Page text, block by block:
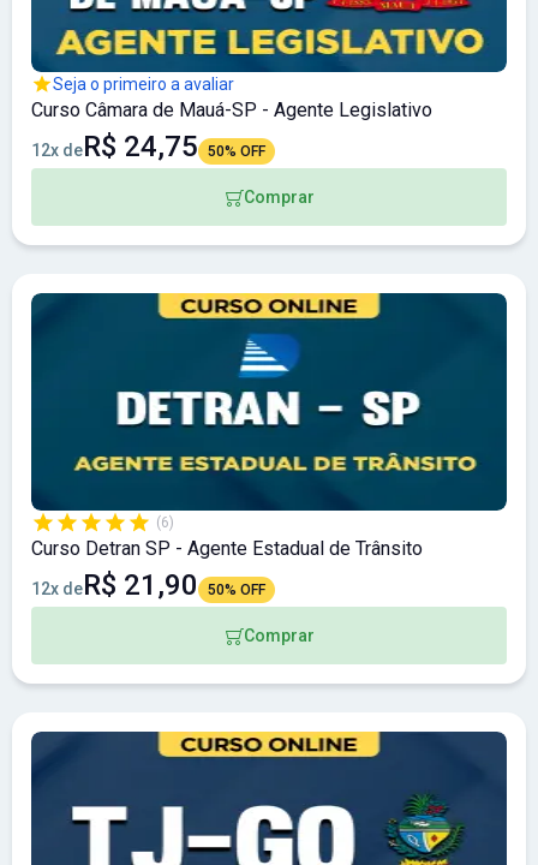
Seja o primeiro a avaliar
Curso Câmara de Mauá-SP - Agente Legislativo
12x deR$ 24,75 50% OFF
Comprar
(6)
Curso Detran SP - Agente Estadual de Trânsito
12x deR$ 21,90 50% OFF
Comprar